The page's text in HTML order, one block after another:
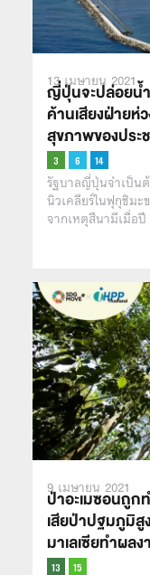
13 เมษายน 2021
ญี่ปุ่นจะปล่อยน้ำ
ค้านเสียงฝ่ายห่
สุขภาพของปร
รัฐบาลญี่ปุ่นจำเป็น
นิวเคลียร์ในฟุกุชิมะ
จากเหตุสึนามีเมื่อ
9 เมษายน 2021
ป่าอะเมซอนถูก
เสียป่าปฐมภูมิสู
มาเลเซียทำผล